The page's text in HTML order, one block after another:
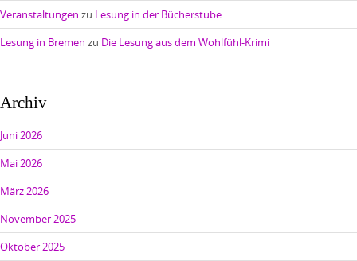
Veranstaltungen zu Lesung in der Bücherstube
Lesung in Bremen zu Die Lesung aus dem Wohlfühl-Krimi
Archiv
Juni 2026
Mai 2026
März 2026
November 2025
Oktober 2025